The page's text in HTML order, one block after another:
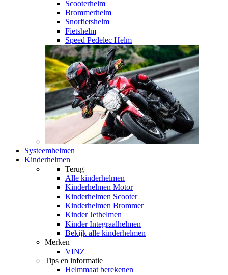
Scooterhelm
Brommerhelm
Snorfietshelm
Fietshelm
Speed Pedelec Helm
Systeemhelmen
Kinderhelmen
Terug
Alle kinderhelmen
Kinderhelmen Motor
Kinderhelmen Scooter
Kinderhelmen Brommer
Kinder Jethelmen
Kinder Integraalhelmen
Bekijk alle kinderhelmen
Merken
VINZ
Tips en informatie
Helmmaat berekenen